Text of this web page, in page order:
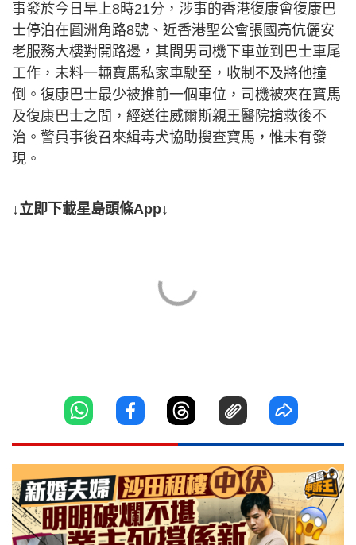
事發於今日早上8時21分，涉事的香港復康會復康巴
士停泊在圓洲角路8號、近香港聖公會張國亮伉儷安
老服務大樓對開路邊，其間男司機下車並到巴士車尾
工作，未料一輛寶馬私家車駛至，收制不及將他撞
倒。復康巴士最少被推前一個車位，司機被夾在寶馬
及復康巴士之間，經送往威爾斯親王醫院搶救後不
治。警員事後召來緝毒犬協助搜查寶馬，惟未有發
現。
↓立即下載星島頭條App↓